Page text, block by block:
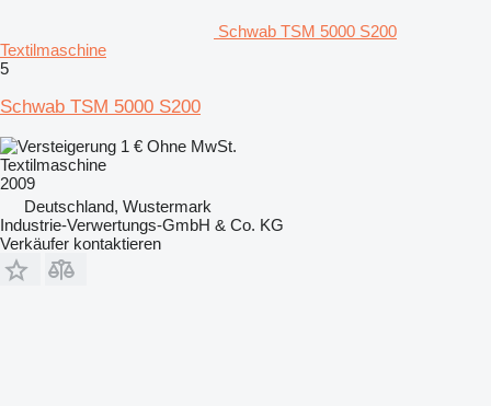
Schwab TSM 5000 S200
Textilmaschine
5
Schwab TSM 5000 S200
1 € Ohne MwSt.
Textilmaschine
2009
Deutschland, Wustermark
Industrie-Verwertungs-GmbH & Co. KG
Verkäufer kontaktieren